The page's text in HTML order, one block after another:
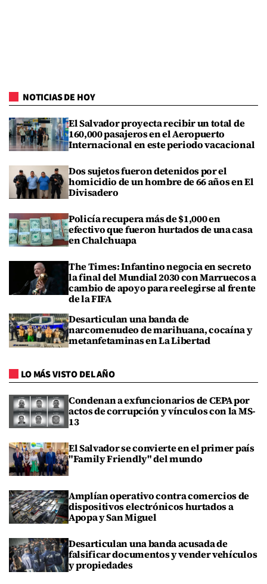
NOTICIAS DE HOY
El Salvador proyecta recibir un total de
160,000 pasajeros en el Aeropuerto
Internacional en este periodo vacacional
Dos sujetos fueron detenidos por el
homicidio de un hombre de 66 años en El
Divisadero
Policía recupera más de $1,000 en
efectivo que fueron hurtados de una casa
en Chalchuapa
The Times: Infantino negocia en secreto
la final del Mundial 2030 con Marruecos a
cambio de apoyo para reelegirse al frente
de la FIFA
Desarticulan una banda de
narcomenudeo de marihuana, cocaína y
metanfetaminas en La Libertad
LO MÁS VISTO DEL AÑO
Condenan a exfuncionarios de CEPA por
actos de corrupción y vínculos con la MS-
13
El Salvador se convierte en el primer país
"Family Friendly" del mundo
Amplían operativo contra comercios de
dispositivos electrónicos hurtados a
Apopa y San Miguel
Desarticulan una banda acusada de
falsificar documentos y vender vehículos
y propiedades